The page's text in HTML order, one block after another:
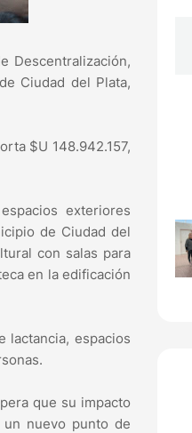
Descentralización,
Ciudad del Plata,
$U 148.942.157,
exteriores
de Ciudad del
con salas para
en la edificación
lactancia, espacios
que su impacto
nuevo punto de